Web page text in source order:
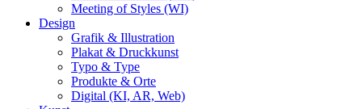
Meeting of Styles (WI)
Design
Grafik & Illustration
Plakat & Druckkunst
Typo & Type
Produkte & Orte
Digital (KI, AR, Web)